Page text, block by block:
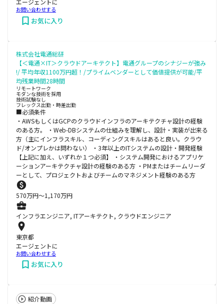
エージェントに
お問い合わせする
お気に入り
株式会社電通総研
【＜電通×IT＞クラウドアーキテクト】電通グループのシナジーが強み
!/ 平均年収1100万円超！/プライムベンダーとして価値提供が可能/平
均残業時間28時間
リモートワーク
モダンな技術を採用
技術試験なし
フレックス出勤・時差出勤
■必須条件
・AWSもしくはGCPのクラウドインフラのアーキテクチャ設計の経験
のある方。 ・Web-DBシステムの仕組みを理解し、設計・実装が出来る
方（主にインフラスキル、コーディングスキルはあると良い。クラウ
ド/オンプレかは問わない） ・3年以上のITシステムの設計・開発経験
【上記に加え、いずれか１つ必須】 ・システム開発におけるアプリケ
ーションアーキテクチャ設計の経験のある方 ・PMまたはチームリーダ
ーとして、プロジェクトおよびチームのマネジメント経験のある方
570万円〜1,170万円
インフラエンジニア, ITアーキテクト, クラウドエンジニア
東京都
エージェントに
お問い合わせする
お気に入り
紹介動画